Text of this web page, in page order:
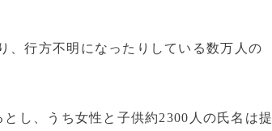
行方不明になったりしている数万人の
し、うち女性と子供約2300人の氏名は提